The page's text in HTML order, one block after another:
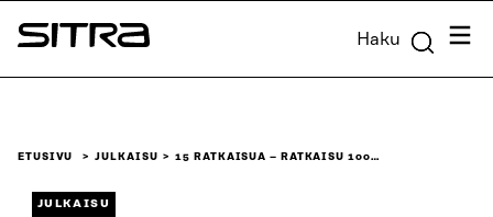
Siirry
suoraan
Sitra Haku
ETUSIVU JULKAISU 15 RATKAISUA – RATKAISU 100…
JULKAISU